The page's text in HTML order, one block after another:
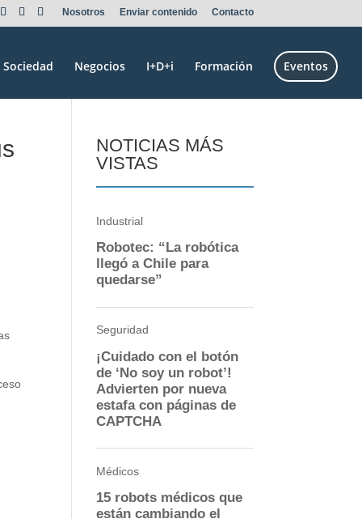
Nosotros Enviar contenido Contacto
Sociedad Negocios I+D+i Formación Eventos
NOTICIAS MÁS
VISTAS